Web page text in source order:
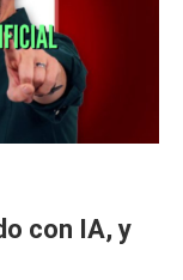
con IA, y